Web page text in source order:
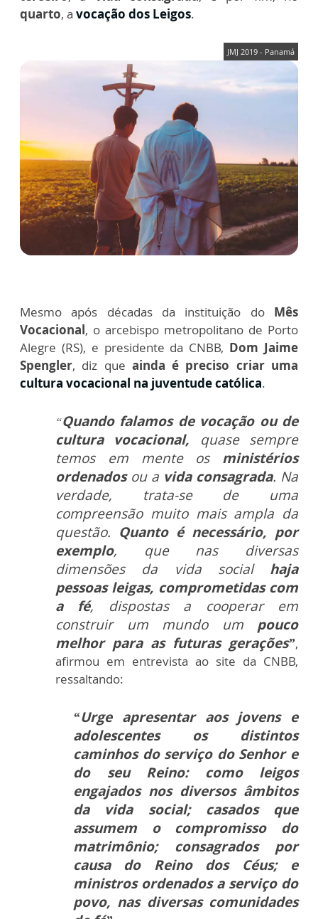
quarto, a vocação dos Leigos.
JMJ 2019 - Panamá
Mesmo após décadas da instituição do Mês
Vocacional, o arcebispo metropolitano de Porto
Alegre (RS), e presidente da CNBB, Dom Jaime
Spengler, diz que ainda é preciso criar uma
cultura vocacional na juventude católica.
“Quando falamos de vocação ou de
cultura vocacional, quase sempre
temos em mente os ministérios
ordenadosou a vida consagrada. Na
verdade, trata-se de uma
compreensão muito mais ampla da
questão. Quanto é necessário, por
exemplo, que nas diversas
dimensões da vida social haja
pessoasleigas, comprometidas com
a fé, dispostas a cooperar em
construir um mundo umpouco
melhor para as futuras gerações”,
afirmou em entrevista ao site da CNBB,
ressaltando:
“Urge apresentar aos jovens e
adolescentes os distintos
caminhos do serviço do Senhor e
do seu Reino: como leigos
engajados nos diversos âmbitos
da vida social; casados que
assumem o compromisso do
matrimônio; consagrados por
causa do Reino dos Céus; e
ministros ordenados a serviço do
povo, nas diversas comunidades